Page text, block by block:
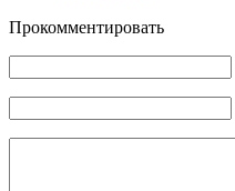
Прокомментировать